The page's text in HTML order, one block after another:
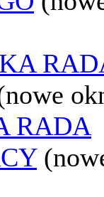
RADA